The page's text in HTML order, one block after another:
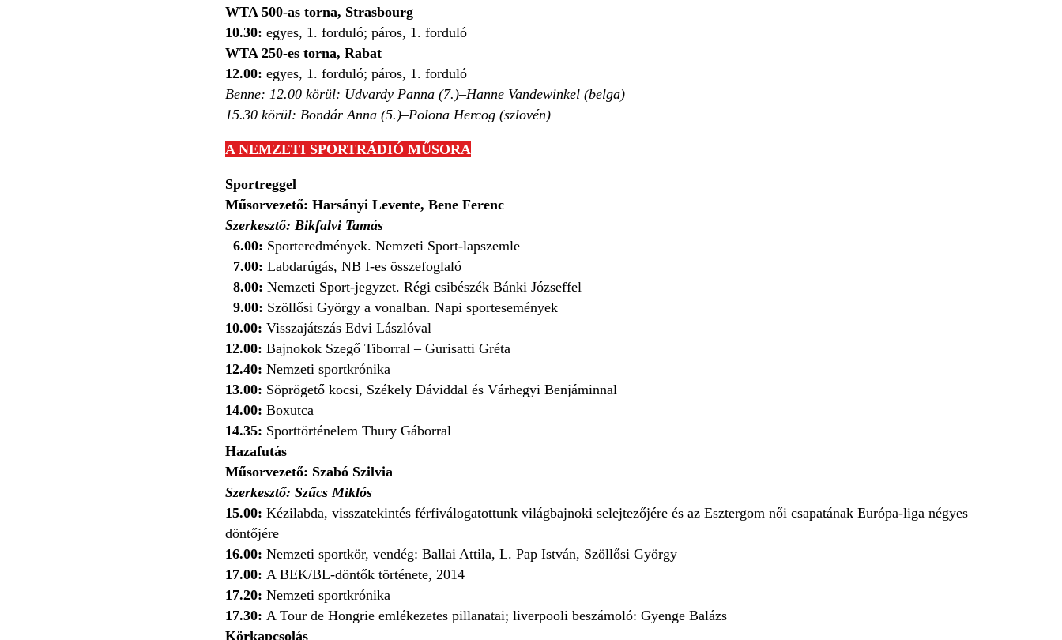
WTA 500-as torna, Strasbourg
10.30: egyes, 1. forduló; páros, 1. forduló
WTA 250-es torna, Rabat
12.00: egyes, 1. forduló; páros, 1. forduló
Benne: 12.00 körül: Udvardy Panna (7.)–Hanne Vandewinkel (belga)
15.30 körül: Bondár Anna (5.)–Polona Hercog (szlovén)
A NEMZETI SPORTRÁDIÓ MŰSORA
Sportreggel
Műsorvezető: Harsányi Levente, Bene Ferenc
Szerkesztő: Bikfalvi Tamás
6.00: Sporteredmények. Nemzeti Sport-lapszemle
7.00: Labdarúgás, NB I-es összefoglaló
8.00: Nemzeti Sport-jegyzet. Régi csibészék Bánki Józseffel
9.00: Szöllősi György a vonalban. Napi sportesemények
10.00: Visszajátszás Edvi Lászlóval
12.00: Bajnokok Szegő Tiborral – Gurisatti Gréta
12.40: Nemzeti sportkrónika
13.00: Söprögető kocsi, Székely Dáviddal és Várhegyi Benjáminnal
14.00: Boxutca
14.35: Sporttörténelem Thury Gáborral
Hazafutás
Műsorvezető: Szabó Szilvia
Szerkesztő: Szűcs Miklós
15.00: Kézilabda, visszatekintés férfiválogatottunk világbajnoki selejtezőjére és az Esztergom női csapatának Európa-liga négyes
döntőjére
16.00: Nemzeti sportkör, vendég: Ballai Attila, L. Pap István, Szöllősi György
17.00: A BEK/BL-döntők története, 2014
17.20: Nemzeti sportkrónika
17.30: A Tour de Hongrie emlékezetes pillanatai; liverpooli beszámoló: Gyenge Balázs
Körkapcsolás